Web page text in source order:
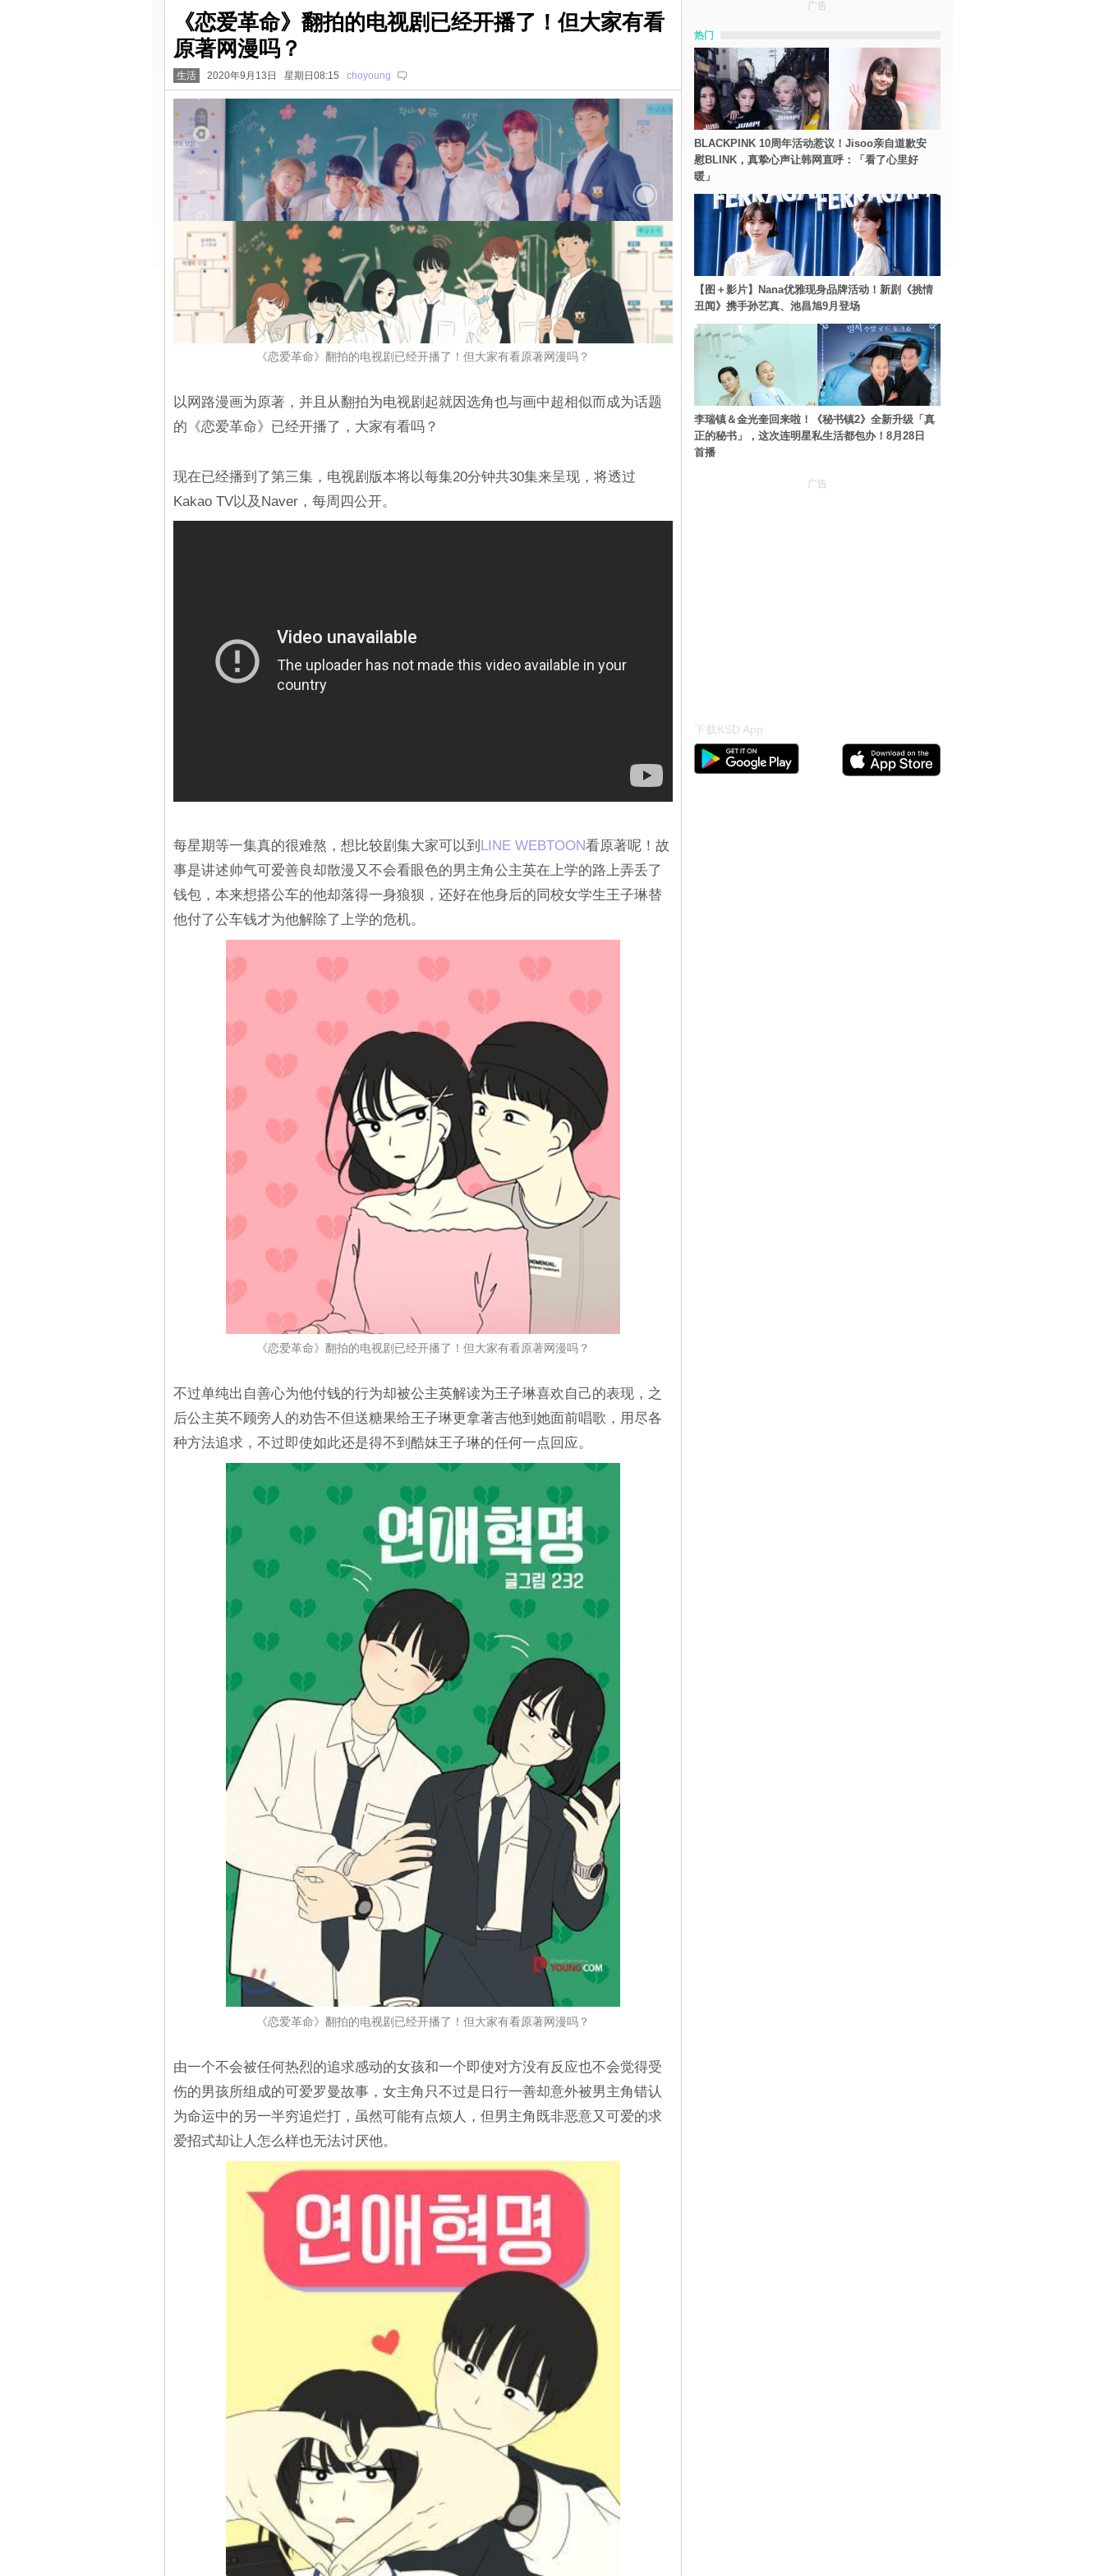
《恋爱革命》翻拍的电视剧已经开播了！但大家有看
原著网漫吗？
生活 2020年9月13日 星期日08:15 choyoung
《恋爱革命》翻拍的电视剧已经开播了！但大家有看原著网漫吗？
以网路漫画为原著，并且从翻拍为电视剧起就因选角也与画中超相似而成为话题
的《恋爱革命》已经开播了，大家有看吗？
现在已经播到了第三集，电视剧版本将以每集20分钟共30集来呈现，将透过
Kakao TV以及Naver，每周四公开。
每星期等一集真的很难熬，想比较剧集大家可以到 LINE WEBTOON看原著呢！故
事是讲述帅气可爱善良却散漫又不会看眼色的男主角公主英在上学的路上弄丢了
钱包，本来想搭公车的他却落得一身狼狈，还好在他身后的同校女学生王子琳替
他付了公车钱才为他解除了上学的危机。
《恋爱革命》翻拍的电视剧已经开播了！但大家有看原著网漫吗？
不过单纯出自善心为他付钱的行为却被公主英解读为王子琳喜欢自己的表现，之
后公主英不顾旁人的劝告不但送糖果给王子琳更拿著吉他到她面前唱歌，用尽各
种方法追求，不过即使如此还是得不到酷妹王子琳的任何一点回应。
《恋爱革命》翻拍的电视剧已经开播了！但大家有看原著网漫吗？
由一个不会被任何热烈的追求感动的女孩和一个即使对方没有反应也不会觉得受
伤的男孩所组成的可爱罗曼故事，女主角只不过是日行一善却意外被男主角错认
为命运中的另一半穷追烂打，虽然可能有点烦人，但男主角既非恶意又可爱的求
爱招式却让人怎么样也无法讨厌他。
广告
热门
BLACKPINK 10周年活动惹议！Jisoo亲自道歉安
慰BLINK，真挚心声让韩网直呼：「看了心里好
暖」
【图＋影片】Nana优雅现身品牌活动！新剧《挑情
丑闻》携手孙艺真、池昌旭9月登场
李瑞镇＆金光奎回来啦！《秘书镇2》全新升级「真
正的秘书」，这次连明星私生活都包办！8月28日
首播
广告
下载KSD App